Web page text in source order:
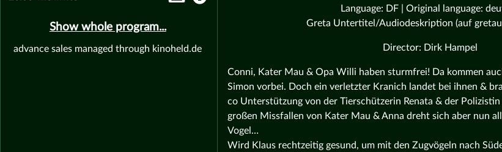
Language: DF | Original language:
Greta Untertitel/Audiodeskription (auf
Director: Dirk Hampel
Conni, Kater Mau & Opa Willi haben sturmfrei! Da kommen
Simon vorbei. Doch ein verletzter Kranich landet bei ihnen &
co Unterstützung von der Tierschützerin Renata & der Polizistin
großen Missfallen von Kater Mau & Anna dreht sich aber nun
Vogel…
Wird Klaus rechtzeitig gesund, um mit den Zugvögeln nach
Show whole program...
advance sales managed through kinoheld.de